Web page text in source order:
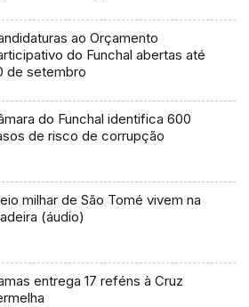
ao Orçamento
do Funchal abertas até
de setembro
do Funchal identifica 600
de risco de corrupção
milhar de São Tomé vivem na
(áudio)
entrega 17 reféns à Cruz